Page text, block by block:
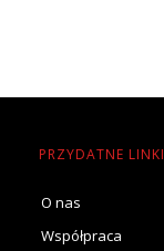
PRZYDATNE LINKI
O nas
Współpraca